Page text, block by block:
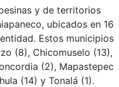
y de territorios
ubicados en 16
Estos municipios
(8), Chicomuselo (13),
(2), Mapastepec
(14) y Tonalá (1).